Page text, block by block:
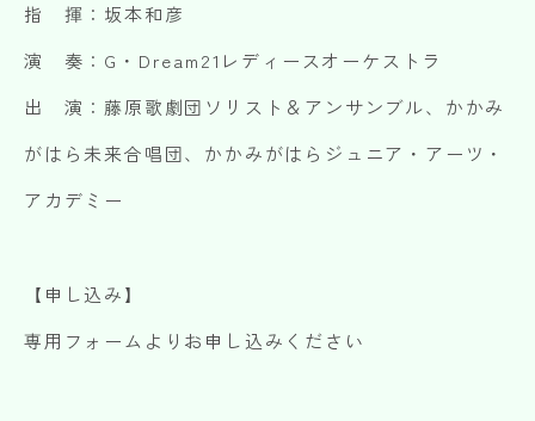
指 揮：坂本和彦
演 奏：G・Dream21レディースオーケストラ
出 演：藤原歌劇団ソリスト＆アンサンブル、かかみ
がはら未来合唱団、かかみがはらジュニア・アーツ・
アカデミー
【申し込み】
専用フォームよりお申し込みください